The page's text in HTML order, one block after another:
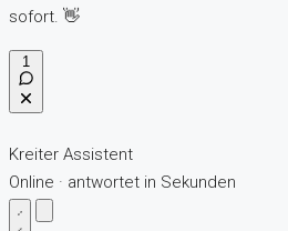
sofort. 👋
1
Kreiter Assistent
Online · antwortet in Sekunden